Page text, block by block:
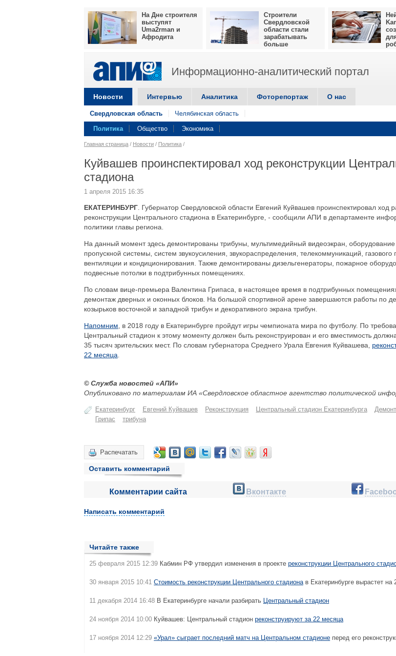
На Дне строителя
выступят
Uma2rman и
Афродита
Строители
Свердловской
области стали
зарабатывать
больше
Информационно-аналитический портал
Новости Интервью Аналитика Фоторепортаж О нас
Свердловская область Челябинская область
Политика Общество Экономика
Главная страница / Новости / Политика /
Куйвашев проинспектировал ход реконструкции
стадиона
1 апреля 2015 16:35
ЕКАТЕРИНБУРГ . Губернатор Свердловской области Евгений Куйвашев проинспектировал ход
реконструкции Центрального стадиона в Екатеринбурге, - сообщили АПИ в департаменте
политики главы региона.
На данный момент здесь демонтированы трибуны, мультимедийный видеоэкран,
пропускной системы, систем звукоусиления, звукораспределения, телекоммуникаций, газового
вентиляции и кондиционирования. Также демонтированы дизельгенераторы, пожарное
подвесные потолки в подтрибунных помещениях.
По словам вице-премьера Валентина Грипаса, в настоящее время в подтрибунных
демонтаж дверных и оконных блоков. На большой спортивной арене завершаются работы по
козырьков восточной и западной трибун и декоративного экрана трибун.
Напомним , в 2018 году в Екатеринбурге пройдут игры чемпионата мира по футболу. По
Центральный стадион к этому моменту должен быть реконструирован и его вместимость
35 тысяч зрительских мест. По словам губернатора Среднего Урала Евгения Куйвашева,
22 месяца
© Служба новостей «АПИ»
Опубликовано по материалам ИА «Свердловское областное агентство политической
Екатеринбург Евгений Куйвашев Реконструкция Центральный стадион Екатеринбурга
Грипас
трибуна
Распечатать
Оставить комментарий
Комментарии сайта Вконтакте
Написать комментарий
Читайте также
25 февраля 2015 12:39 Кабмин РФ утвердил изменения в проекте реконструкции Центрального
30 января 2015 10:41 Стоимость реконструкции Центрального стадионав Екатеринбурге вырастет на
11 декабря 2014 16:48 В Екатеринбурге начали разбирать Центральный стадион
24 ноября 2014 10:00 Куйвашев: Центральный стадион реконструируют за 22 месяца
17 ноября 2014 12:29 «Урал» сыграет последний матч на Центральном стадионе перед его